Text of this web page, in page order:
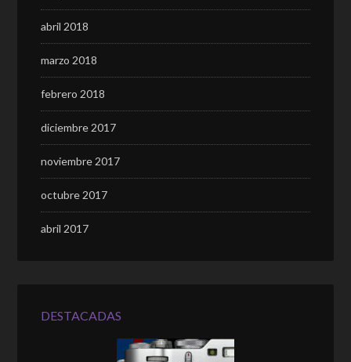
abril 2018
marzo 2018
febrero 2018
diciembre 2017
noviembre 2017
octubre 2017
abril 2017
DESTACADAS